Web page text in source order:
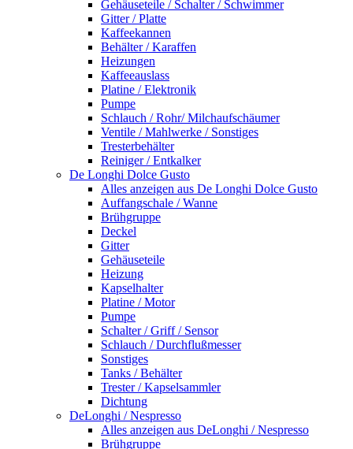
Gehäuseteile / Schalter / Schwimmer
Gitter / Platte
Kaffeekannen
Behälter / Karaffen
Heizungen
Kaffeeauslass
Platine / Elektronik
Pumpe
Schlauch / Rohr/ Milchaufschäumer
Ventile / Mahlwerke / Sonstiges
Tresterbehälter
Reiniger / Entkalker
De Longhi Dolce Gusto
Alles anzeigen aus De Longhi Dolce Gusto
Auffangschale / Wanne
Brühgruppe
Deckel
Gitter
Gehäuseteile
Heizung
Kapselhalter
Platine / Motor
Pumpe
Schalter / Griff / Sensor
Schlauch / Durchflußmesser
Sonstiges
Tanks / Behälter
Trester / Kapselsammler
Dichtung
DeLonghi / Nespresso
Alles anzeigen aus DeLonghi / Nespresso
Brühgruppe